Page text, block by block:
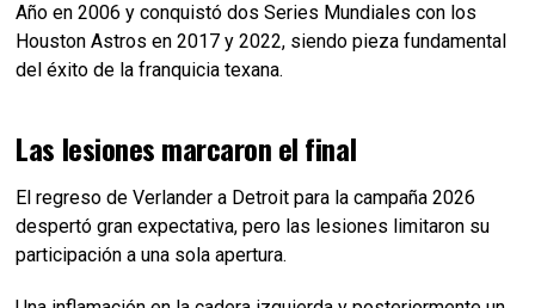
Año en 2006 y conquistó dos Series Mundiales con los
Houston Astros en 2017 y 2022, siendo pieza fundamental
del éxito de la franquicia texana.
Las lesiones marcaron el final
El regreso de Verlander a Detroit para la campaña 2026
despertó gran expectativa, pero las lesiones limitaron su
participación a una sola apertura.